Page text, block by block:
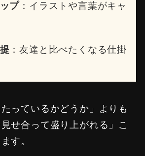
プ ：イラストや言葉がキャ
：友達と比べたくなる仕掛
っているかどうか」よりも
見せ合って盛り上がれる」こ
す。